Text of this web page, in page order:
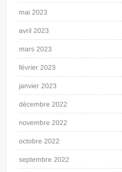
mai 2023
avril 2023
mars 2023
février 2023
janvier 2023
décembre 2022
novembre 2022
octobre 2022
septembre 2022